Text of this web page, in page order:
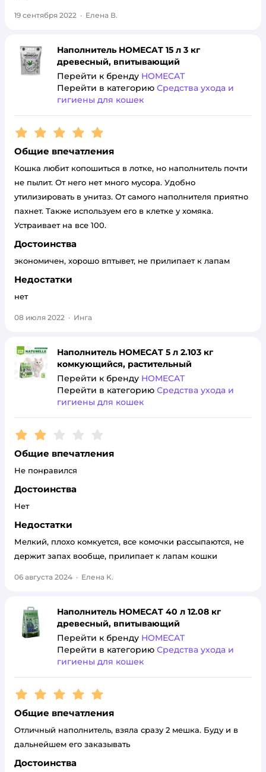
19 сентября 2022 · Елена В.
Наполнитель HOMECAT 15 л 3 кг
древесный, впитывающий
Перейти к бренду HOMECAT
Перейти в категорию Средства ухода и
гигиены для кошек
Рейтинг:5
Общие впечатления
Кошка любит копошиться в лотке, но наполнитель почти
не пылит. От него нет много мусора. Удобно
утилизировать в унитаз. От самого наполнителя приятно
пахнет. Также используем его в клетке у хомяка.
Устраивает на все 100.
Достоинства
экономичен, хорошо вптывет, не прилипает к лапам
Недостатки
нет
08 июля 2022 · Инга
Наполнитель HOMECAT 5 л 2.103 кг
комкующийся, растительный
Перейти к бренду HOMECAT
Перейти в категорию Средства ухода и
гигиены для кошек
Рейтинг:2
Общие впечатления
Не понравился
Достоинства
Нет
Недостатки
Мелкий, плохо комкуется, все комочки рассыпаются, не
держит запах вообще, прилипает к лапам кошки
06 августа 2024 · Елена К.
Наполнитель HOMECAT 40 л 12.08 кг
древесный, впитывающий
Перейти к бренду HOMECAT
Перейти в категорию Средства ухода и
гигиены для кошек
Рейтинг:5
Общие впечатления
Отличный наполнитель, взяла сразу 2 мешка. Буду и в
дальнейшем его заказывать
Достоинства